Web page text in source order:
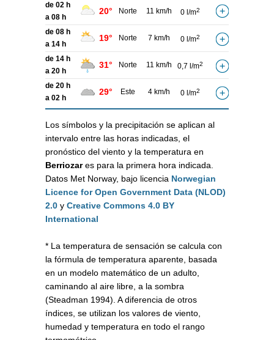
de 02 h
a 08 h
20° Norte 11 km/h 0 l/m2
de 08 h
a 14 h
19° Norte 7 km/h 0 l/m2
de 14 h
a 20 h
31° Norte 11 km/h 0,7 l/m2
de 20 h
a 02 h
29° Este 4 km/h 0 l/m2
Los símbolos y la precipitación se aplican al
intervalo entre las horas indicadas, el
pronóstico del viento y la temperatura en
Berriozares para la primera hora indicada.
Datos Met Norway, bajo licencia Norwegian
Licence for Open Government Data (NLOD)
2.0 y Creative Commons 4.0 BY
International
* La temperatura de sensación se calcula con
la fórmula de temperatura aparente, basada
en un modelo matemático de un adulto,
caminando al aire libre, a la sombra
(Steadman 1994). A diferencia de otros
índices, se utilizan los valores de viento,
humedad y temperatura en todo el rango